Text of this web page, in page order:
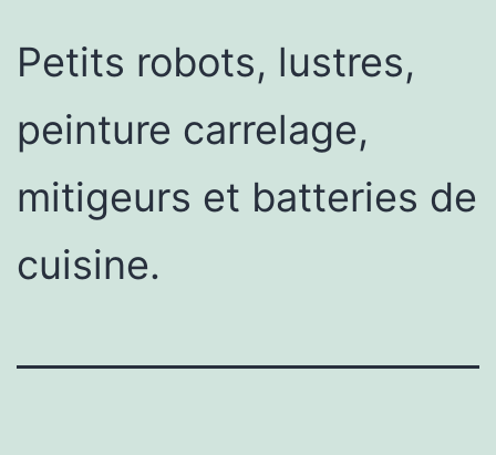
Petits robots, lustres,
peinture carrelage,
mitigeurs et batteries de
cuisine.